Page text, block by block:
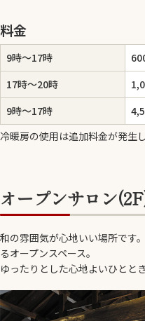
料金
9時～17時
17時～20時
9時～17時
冷暖房の使用は追加料金が発生
オープンサロン
和の雰囲気が心地いい場所です
るオープンスペース。
ゆったりとした心地よいひとと